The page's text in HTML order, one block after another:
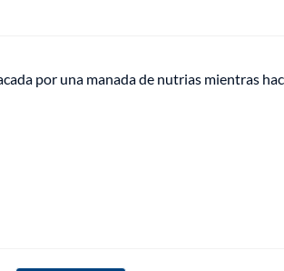
por una manada de nutrias mientras